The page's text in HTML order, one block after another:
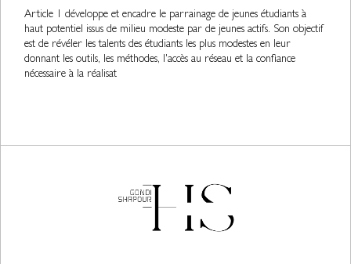
Article 1 développe et encadre le parrainage de jeunes étudiants à
haut potentiel issus de milieu modeste par de jeunes actifs. Son objectif
est de révéler les talents des étudiants les plus modestes en leur
donnant les outils, les méthodes, l'accès au réseau et la confiance
nécessaire à la réalisat